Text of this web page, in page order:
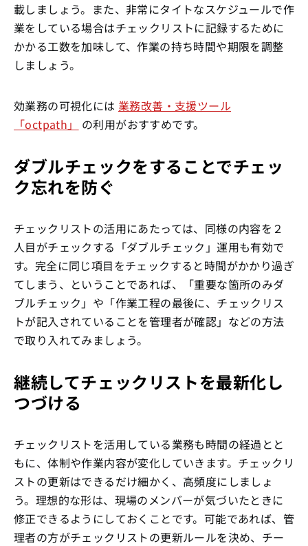
載しましょう。また、非常にタイトなスケジュールで作
業をしている場合はチェックリストに記録するために
かかる工数を加味して、作業の持ち時間や期限を調整
しましょう。
効業務の可視化には 業務改善・支援ツール
「octpath」
の利用がおすすめです。
ダブルチェックをすることでチェッ
ク忘れを防ぐ
チェックリストの活用にあたっては、同様の内容を２
人目がチェックする「ダブルチェック」運用も有効で
す。完全に同じ項目をチェックすると時間がかかり過ぎ
てしまう、ということであれば、「重要な箇所のみダ
ブルチェック」や「作業工程の最後に、チェックリス
トが記入されていることを管理者が確認」などの方法
で取り入れてみましょう。
継続してチェックリストを最新化し
つづける
チェックリストを活用している業務も時間の経過とと
もに、体制や作業内容が変化していきます。チェックリ
ストの更新はできるだけ細かく、高頻度にしましょ
う。理想的な形は、現場のメンバーが気づいたときに
修正できるようにしておくことです。可能であれば、管
理者の方がチェックリストの更新ルールを決め、チー